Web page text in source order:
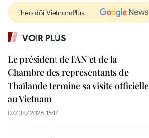
Theo dõi VietnamPlus
VOIR PLUS
Le président de l'AN et de la
Chambre des représentants de
Thaïlande termine sa visite officielle
au Vietnam
07/08/2026 15:17